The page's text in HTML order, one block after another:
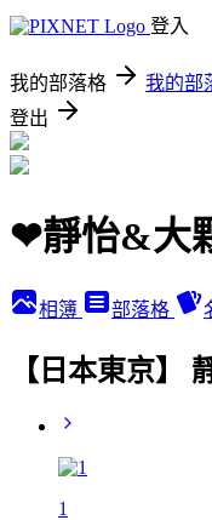
登入
我的部落格 我的部
登出
❤靜怡&大
相簿 部落格
【日本東京】
1